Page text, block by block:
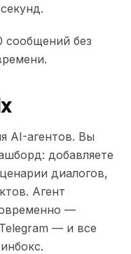
сообщений без
AI-агентов. Вы
добавляете
диалогов,
Агент
—
— и все